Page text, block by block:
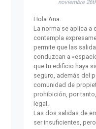
noviembre
Hola Ana.
La norma se aplica a
contempla
permite que las
conduzcan a
que tu edificio haya
seguro, además del
comunidad de
prohibición, por
legal.
Las dos salidas de
ser insuficientes,